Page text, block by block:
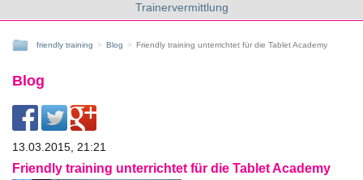
Trainervermittlung
friendly training Blog Friendly training unterrichtet für die Tablet Academy
Blog
13.03.2015, 21:21
Friendly training unterrichtet für die Tablet Academy